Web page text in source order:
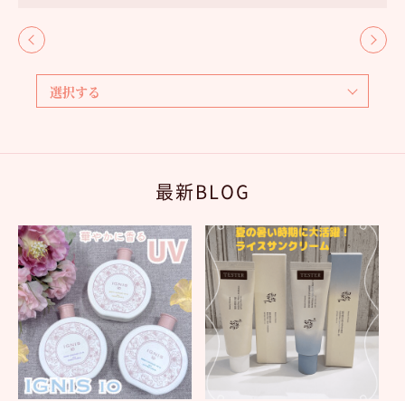
最新BLOG